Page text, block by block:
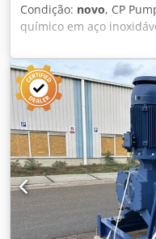
Condição: novo, CP
químico em aço
Tipo: MKP 50-32-250
MLA à prova de
Djdpfx Asym Anvehqjck
manométrica: 75m
Nova, sem uso, retirada